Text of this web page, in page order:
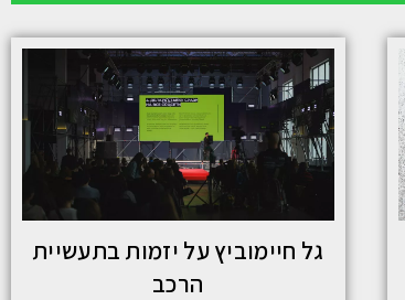
גל חיימוביץ על יזמות בתעשיית
הרכב